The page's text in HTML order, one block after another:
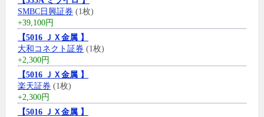
SMBC日興証券 (1枚)
+39,100円
【5016 ＪＸ金属 】
大和コネクト証券 (1枚)
+2,300円
【5016 ＪＸ金属 】
楽天証券 (1枚)
+2,300円
【5016 ＪＸ金属 】